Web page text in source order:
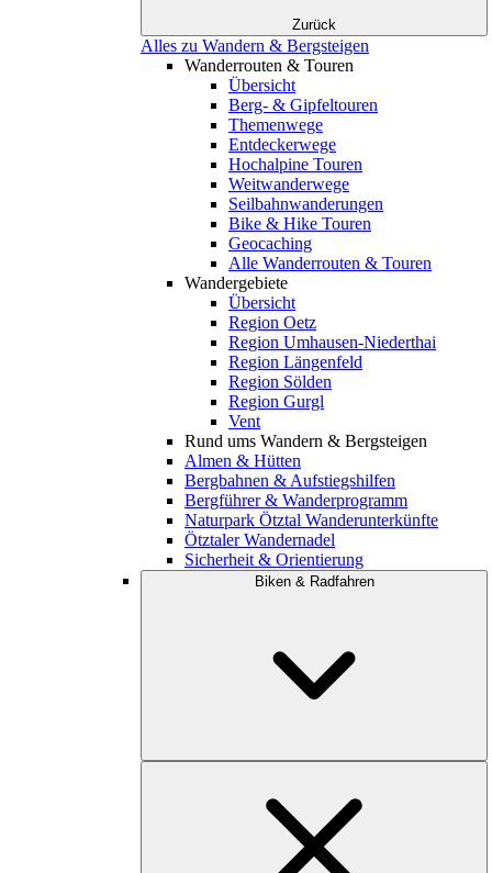
Zurück
Alles zu Wandern & Bergsteigen
Wanderrouten & Touren
Übersicht
Berg- & Gipfeltouren
Themenwege
Entdeckerwege
Hochalpine Touren
Weitwanderwege
Seilbahnwanderungen
Bike & Hike Touren
Geocaching
Alle Wanderrouten & Touren
Wandergebiete
Übersicht
Region Oetz
Region Umhausen-Niederthai
Region Längenfeld
Region Sölden
Region Gurgl
Vent
Rund ums Wandern & Bergsteigen
Almen & Hütten
Bergbahnen & Aufstiegshilfen
Bergführer & Wanderprogramm
Naturpark Ötztal Wanderunterkünfte
Ötztaler Wandernadel
Sicherheit & Orientierung
Biken & Radfahren